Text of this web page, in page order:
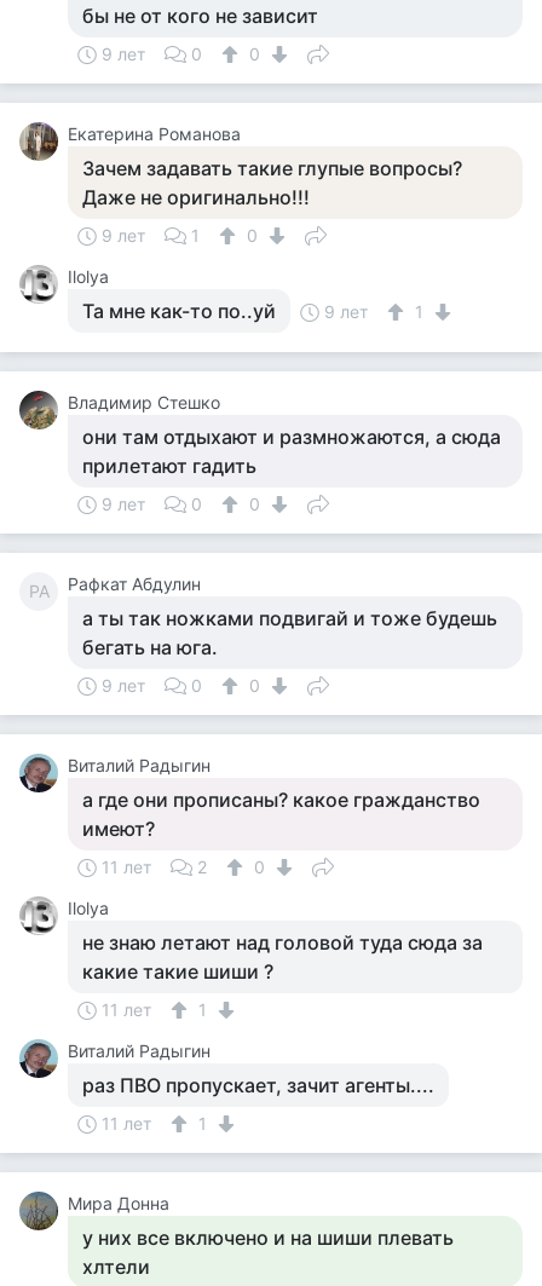
бы не от кого не зависит
9 лет 0 0
Екатерина Романова
Зачем задавать такие глупые вопросы?
Даже не оригинально!!!
9 лет 1
0
Ilolya
Та мне как-то по..уй 9 лет 1
Владимир Стешко
они там отдыхают и размножаются, а сюда
прилетают гадить
9 лет 0 0
РА Рафкат Абдулин
а ты так ножками подвигай и тоже будешь
бегать на юга.
9 лет 0 0
Виталий Радыгин
а где они прописаны? какое гражданство
имеют?
11 лет 2
0
Ilolya
не знаю летают над головой туда сюда за
какие такие шиши ?
11 лет
1
Виталий Радыгин
раз ПВО пропускает, зачит агенты....
11 лет 1
Мира Донна
у них все включено и на шиши плевать
хлтели